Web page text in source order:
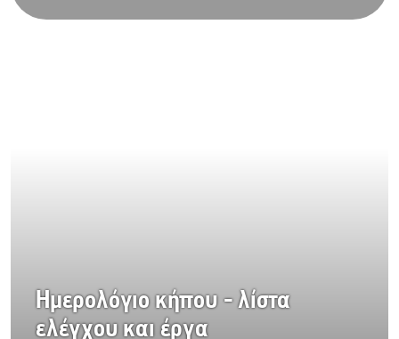
Ημερολόγιο κήπου - λίστα
ελέγχου και έργα